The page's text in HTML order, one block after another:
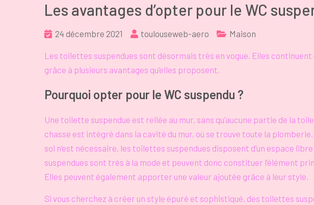
Les avantages d’opter pour le WC
24 décembre 2021 toulouseweb-aero Maison
Les toilettes suspendues sont désormais très en vogue. Elles continuent
grâce à plusieurs avantages qu’elles proposent.
Pourquoi opter pour le WC suspendu ?
Une toilette suspendue est reliée au mur, sans qu’aucune partie de la
chasse est intégré dans la cavité du mur, où se trouve toute la
sol n’est nécessaire, les toilettes suspendues disposent d’un espace
suspendues sont très à la mode et peuvent donc constituer l’élément
Elles peuvent également apporter une valeur ajoutée grâce à leur style.
Si vous cherchez à créer un style épuré et sophistiqué, des toilettes